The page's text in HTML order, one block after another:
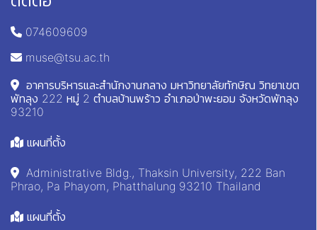
074609609
muse@tsu.ac.th
อาคารบริหารและสำนักงานกลาง มหาวิทยาลัยทักษิณ วิทยาเขต
พัทลุง 222 หมู่ 2 ตำบลบ้านพร้าว อำเภอป่าพะยอม จังหวัดพัทลุง
93210
แผนที่ตั้ง
Administrative Bldg., Thaksin University, 222 Ban
Phrao, Pa Phayom, Phatthalung 93210 Thailand
แผนที่ตั้ง